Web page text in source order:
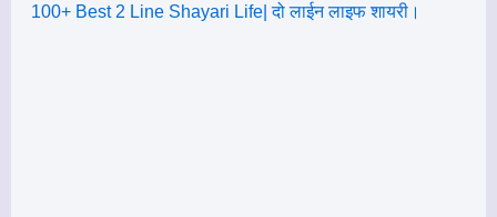
100+ Best 2 Line Shayari Life| दो लाईन लाइफ शायरी।